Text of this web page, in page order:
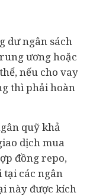
dư ngân sách
ương hoặc
nếu cho vay
thì phải hoàn
quỹ khả
dịch mua
đồng repo,
tại các ngân
này được kích